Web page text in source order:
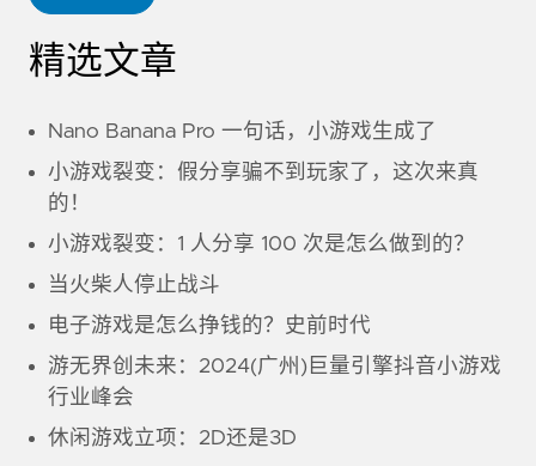
精选文章
Nano Banana Pro 一句话，小游戏生成了
小游戏裂变：假分享骗不到玩家了，这次来真
的！
小游戏裂变：1 人分享 100 次是怎么做到的？
当火柴人停止战斗
电子游戏是怎么挣钱的？史前时代
游无界创未来：2024(广州)巨量引擎抖音小游戏
行业峰会
休闲游戏立项：2D还是3D